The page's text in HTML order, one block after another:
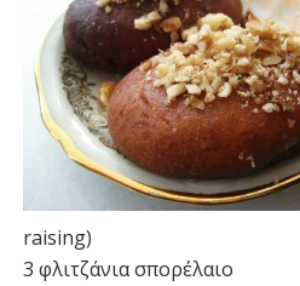
raising)
3 φλιτζάνια σπορέλαιο